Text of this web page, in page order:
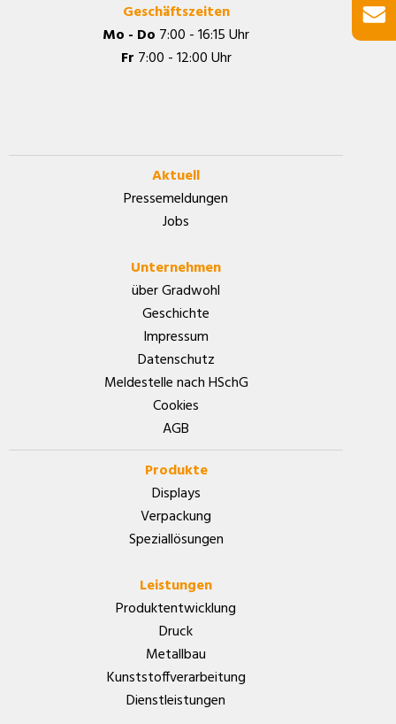
Geschäftszeiten
Mo - Do 7:00 - 16:15 Uhr
Fr 7:00 - 12:00 Uhr
Aktuell
Pressemeldungen
Jobs
Unternehmen
über Gradwohl
Geschichte
Impressum
Datenschutz
Meldestelle nach HSchG
Cookies
AGB
Produkte
Displays
Verpackung
Speziallösungen
Leistungen
Produktentwicklung
Druck
Metallbau
Kunststoffverarbeitung
Dienstleistungen